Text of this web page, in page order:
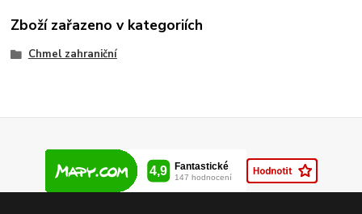
Zboží zařazeno v kategoriích
Chmel zahraniční